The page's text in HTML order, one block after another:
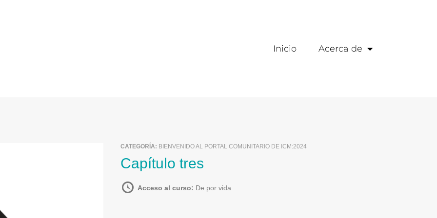
Inicio Acerca de
CATEGORÍA: BIENVENIDO AL PORTAL COMUNITARIO DE ICM:2024
Capítulo tres
Acceso al curso: De por vida